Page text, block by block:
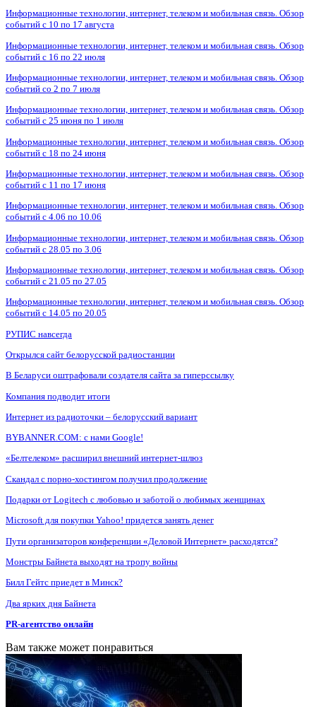
Информационные технологии, интернет, телеком и мобильная связь. Обзор
событий с 10 по 17 августа
Информационные технологии, интернет, телеком и мобильная связь. Обзор
событий с 16 по 22 июля
Информационные технологии, интернет, телеком и мобильная связь. Обзор
событий со 2 по 7 июля
Информационные технологии, интернет, телеком и мобильная связь. Обзор
событий с 25 июня по 1 июля
Информационные технологии, интернет, телеком и мобильная связь. Обзор
событий с 18 по 24 июня
Информационные технологии, интернет, телеком и мобильная связь. Обзор
событий с 11 по 17 июня
Информационные технологии, интернет, телеком и мобильная связь. Обзор
событий с 4.06 по 10.06
Информационные технологии, интернет, телеком и мобильная связь. Обзор
событий с 28.05 по 3.06
Информационные технологии, интернет, телеком и мобильная связь. Обзор
событий с 21.05 по 27.05
Информационные технологии, интернет, телеком и мобильная связь. Обзор
событий с 14.05 по 20.05
РУПИС навсегда
Открылся сайт белорусской радиостанции
В Беларуси оштрафовали создателя сайта за гиперссылку
Компания подводит итоги
Интернет из радиоточки – белорусский вариант
BYBANNER.COM: c нами Google!
«Белтелеком» расширил внешний интернет-шлюз
Скандал с порно-хостингом получил продолжение
Подарки от Logitech с любовью и заботой о любимых женщинах
Microsoft для покупки Yahoo! придется занять денег
Пути организаторов конференции «Деловой Интернет» расходятся?
Монстры Байнета выходят на тропу войны
Билл Гейтс приедет в Минск?
Два ярких дня Байнета
PR-агентство онлайн
Вам также может понравиться